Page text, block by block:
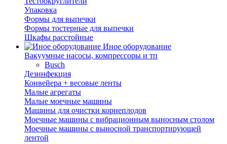
Упаковка
Формы для выпечки
Формы тостерные для выпечки
Шкафы расстойные
Иное оборудование
Вакуумные насосы, компрессоры и тп
Busch
Дезинфекция
Конвейера + весовые ленты
Малые агрегаты
Малые моечные машины
Машины для очистки корнеплодов
Моечные машины с вибрационным выносным столом
Моечные машины с выносной транспортирующей
лентой